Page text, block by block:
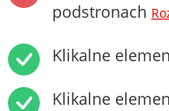
podstronach
Klikalne
Klikalne